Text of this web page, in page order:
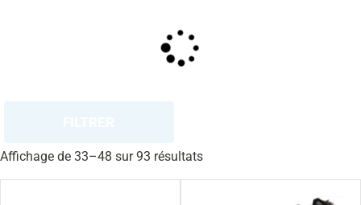
Affichage de 33–48 sur 93 résultats